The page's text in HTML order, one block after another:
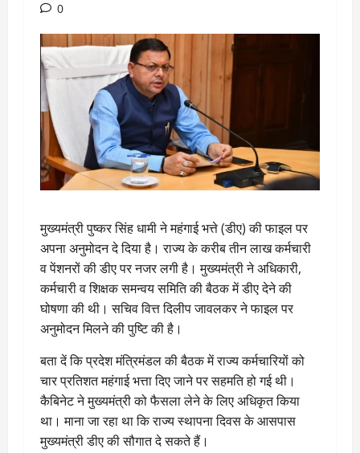
0
मुख्यमंत्री पुष्कर सिंह धामी ने महंगाई भत्ते (डीए) की फाइल पर
अपना अनुमोदन दे दिया है। राज्य के करीब तीन लाख कर्मचारी
व पेंशनरों की डीए पर नजर लगी है। मुख्यमंत्री ने अधिकारी,
कर्मचारी व शिक्षक समन्वय समिति की बैठक में डीए देने की
घोषणा की थी। सचिव वित्त दिलीप जावलकर ने फाइल पर
अनुमोदन मिलने की पुष्टि की है।
बता दें कि प्रदेश मंत्रिमंडल की बैठक में राज्य कर्मचारियों को
चार प्रतिशत महंगाई भत्ता दिए जाने पर सहमति हो गई थी।
कैबिनेट ने मुख्यमंत्री को फैसला लेने के लिए अधिकृत किया
था। माना जा रहा था कि राज्य स्थापना दिवस के आसपास
मुख्यमंत्री डीए की सौगात दे सकते हैं।